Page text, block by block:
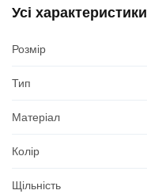
Усі характеристики
Розмір
Тип
Матеріал
Колір
Щільність